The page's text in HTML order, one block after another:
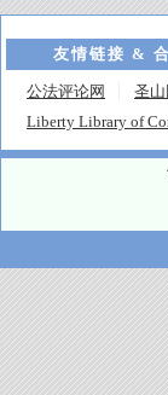
友情链接 &
公法评论网 圣
Liberty Library of